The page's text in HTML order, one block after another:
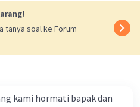
tanya soal ke Forum
kami hormati bapak dan